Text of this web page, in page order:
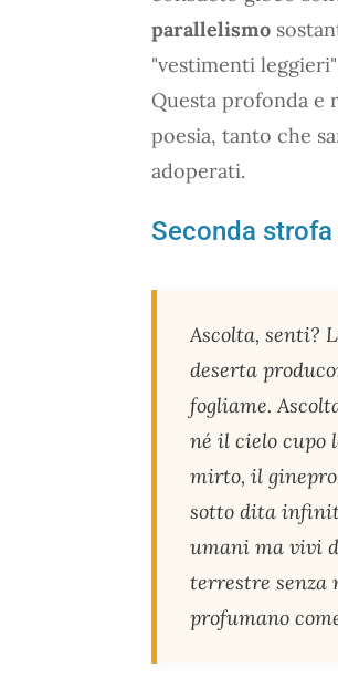
parallelismo
"vestimenti
Questa profonda e
poesia, tanto che
adoperati.
Seconda
Ascolta, senti?
deserta
fogliame.
né il cielo cupo
mirto, il
sotto dita
umani ma vivi
terrestre senza
profumano